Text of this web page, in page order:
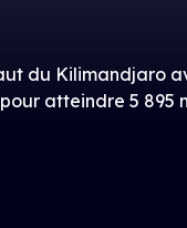
du Kilimandjaro
atteindre 5 895